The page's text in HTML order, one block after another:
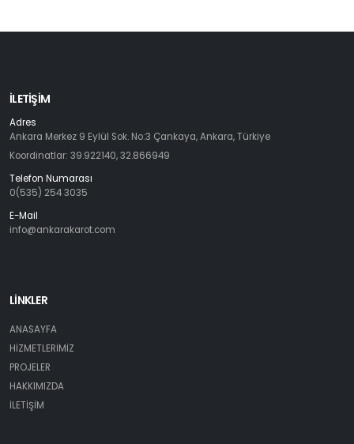
İLETIŞIM
Adres
Ankara Merkez 9 Eylül Sok. No:3 Çankaya, Ankara, Türkiye
Koordinatlar: 39.922140, 32.866949
Telefon Numarası
0(535) 254 3035
E-Mail
info@ankarakarot.com
LİNKLER
ANASAYFA
HİZMETLERİMİZ
PROJELER
HAKKIMIZDA
İLETİŞİM